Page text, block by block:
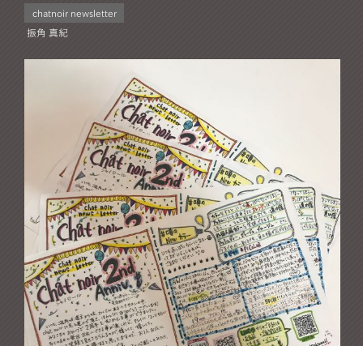
chatnoir newsletter
振角 真紀